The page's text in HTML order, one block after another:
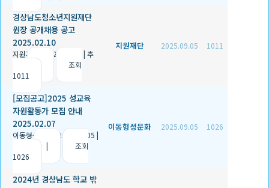
경상남도청소년지원재단
원장 공개채용 공고
2025.02.10
지원재단 2025.09.05 | 추
|
조회
1011
지원재단 2025.09.05 1011
[모집공고]2025 성교육
자원활동가 모집 안내
2025.02.07
이동형성문화 2025.09.05 |
|
조회
1026
이동형성문화 2025.09.05 1026
2024년 경상남도 학교 밖